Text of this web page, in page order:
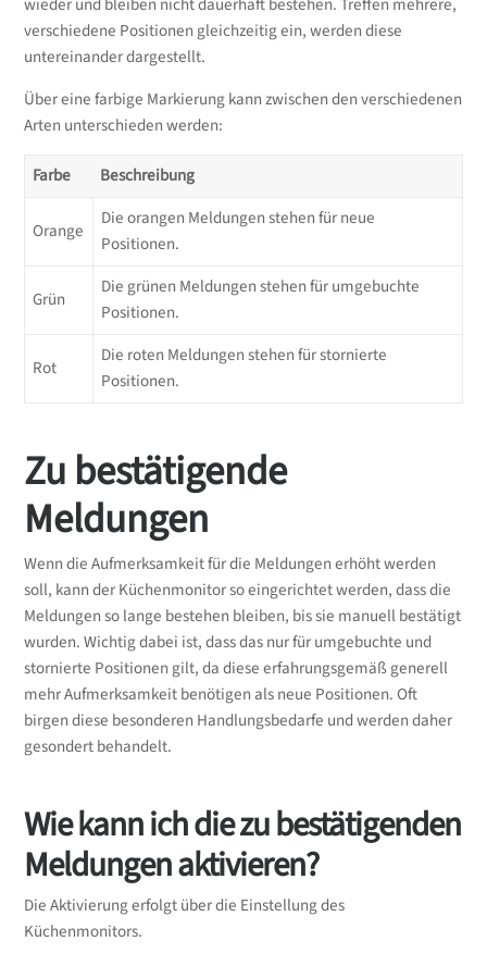
wieder und bleiben nicht dauerhaft bestehen. Treffen mehrere,
verschiedene Positionen gleichzeitig ein, werden diese
untereinander dargestellt.
Über eine farbige Markierung kann zwischen den verschiedenen
Arten unterschieden werden:
Farbe Beschreibung
Orange
Die orangen Meldungen stehen für neue
Positionen.
Grün
Die grünen Meldungen stehen für umgebuchte
Positionen.
Rot
Die roten Meldungen stehen für stornierte
Positionen.
Zu bestätigende
Meldungen
Wenn die Aufmerksamkeit für die Meldungen erhöht werden
soll, kann der Küchenmonitor so eingerichtet werden, dass die
Meldungen so lange bestehen bleiben, bis sie manuell bestätigt
wurden. Wichtig dabei ist, dass das nur für umgebuchte und
stornierte Positionen gilt, da diese erfahrungsgemäß generell
mehr Aufmerksamkeit benötigen als neue Positionen. Oft
birgen diese besonderen Handlungsbedarfe und werden daher
gesondert behandelt.
Wie kann ich die zu bestätigenden
Meldungen aktivieren?
Die Aktivierung erfolgt über die Einstellung des
Küchenmonitors.